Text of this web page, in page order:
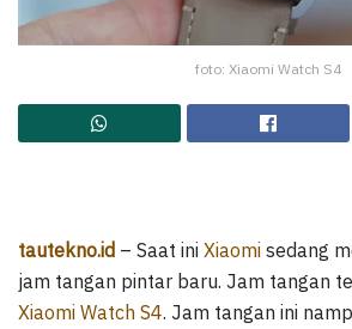
foto: Xiaomi Watch S4
tautekno.id – Saat ini Xiaomi sedang
jam tangan pintar baru. Jam tangan
Xiaomi Watch S4. Jam tangan ini